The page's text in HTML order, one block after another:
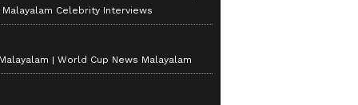
Malayalam Celebrity Interviews
World Cup News Malayalam